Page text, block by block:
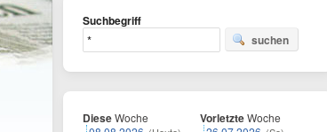
Suchbegriff
suchen
DieseWoche
VorletzteWoche